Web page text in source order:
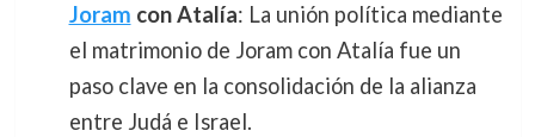
Joram con Atalía: La unión política mediante
el matrimonio de Joram con Atalía fue un
paso clave en la consolidación de la alianza
entre Judá e Israel.